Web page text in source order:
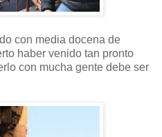
con media docena de
haber venido tan pronto
con mucha gente debe ser